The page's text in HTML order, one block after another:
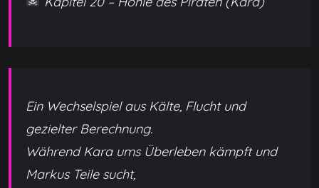
Ein Wechselspiel aus Kälte, Flucht und
gezielter Berechnung.
Während Kara ums Überleben kämpft und
Markus Teile sucht,